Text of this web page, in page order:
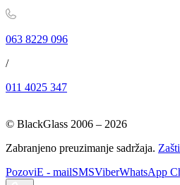
063 8229 096
/
011 4025 347
© BlackGlass 2006 – 2026
Zabranjeno preuzimanje sadržaja.
PozoviE - mailSMSViberWhatsApp